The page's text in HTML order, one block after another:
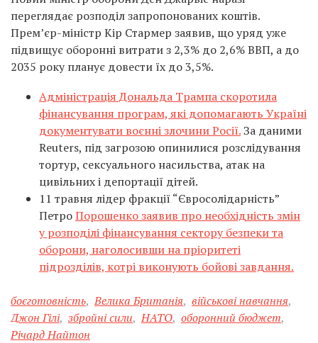
переглядає розподіл запропонованих коштів.
Прем’єр-міністр Кір Стармер заявив, що уряд уже
підвищує оборонні витрати з 2,3% до 2,6% ВВП, а до
2035 року планує довести їх до 3,5%.
Адміністрація Дональда Трампа скоротила
фінансування програм, які допомагають Україні
документувати воєнні злочини Росії.За даними
Reuters, під загрозою опинилися розслідування
тортур, сексуального насильства, атак на
цивільних і депортації дітей.
11 травня лідер фракції “Євросолідарність”
ПетроПорошенко заявив про необхідність змін
у розподілі фінансування сектору безпеки та
оборони, наголосивши на пріоритеті
підрозділів, котрі виконують бойові завдання.
боєготовність, Велика Британія, військові навчання,
Джон Гілі, збройні сили, НАТО, оборонний бюджет,
Річард Найтон